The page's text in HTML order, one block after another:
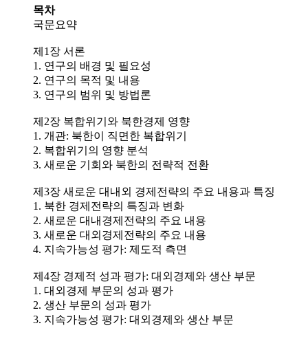
목차
국문요약
제1장 서론
1. 연구의 배경 및 필요성
2. 연구의 목적 및 내용
3. 연구의 범위 및 방법론
제2장 복합위기와 북한경제 영향
1. 개관: 북한이 직면한 복합위기
2. 복합위기의 영향 분석
3. 새로운 기회와 북한의 전략적 전환
제3장 새로운 대내외 경제전략의 주요 내용과 특징
1. 북한 경제전략의 특징과 변화
2. 새로운 대내경제전략의 주요 내용
3. 새로운 대외경제전략의 주요 내용
4. 지속가능성 평가: 제도적 측면
제4장 경제적 성과 평가: 대외경제와 생산 부문
1. 대외경제 부문의 성과 평가
2. 생산 부문의 성과 평가
3. 지속가능성 평가: 대외경제와 생산 부문